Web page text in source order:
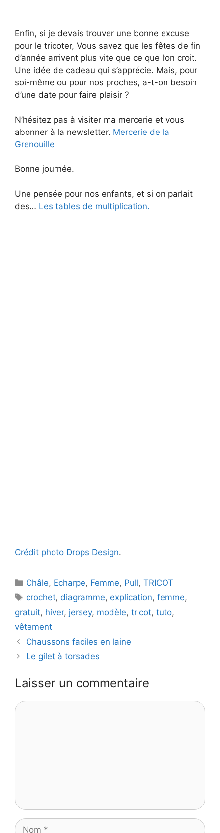
Enfin, si je devais trouver une bonne excuse
pour le tricoter, Vous savez que les fêtes de fin
d’année arrivent plus vite que ce que l’on croit.
Une idée de cadeau qui s’apprécie. Mais, pour
soi-même ou pour nos proches, a-t-on besoin
d’une date pour faire plaisir ?
N’hésitez pas à visiter ma mercerie et vous
abonner à la newsletter. Mercerie de la
Grenouille
Bonne journée.
Une pensée pour nos enfants, et si on parlait
des… Les tables de multiplication.
Crédit photo Drops Design.
Catégories
Châle, Echarpe, Femme, Pull,TRICOT
Étiquettes
crochet, diagramme, explication,femme,
gratuit, hiver, jersey, modèle, tricot, tuto,
vêtement
Chaussons faciles en laine
Le gilet à torsades
Laisser un commentaire
Commentaire
Nom